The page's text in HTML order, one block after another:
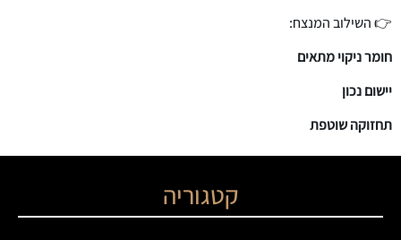
👉 השילוב המנצח:
חומר ניקוי מתאים
יישום נכון
תחזוקה שוטפת
קטגוריה